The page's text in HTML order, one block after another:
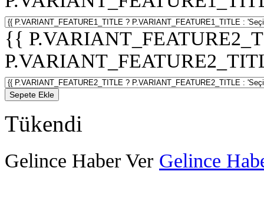
{{
Sepete Ekle
Tükendi
Gelince Haber Ver Gelince